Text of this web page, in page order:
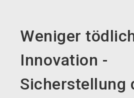
Weniger
Innovation -
Sicherstellung